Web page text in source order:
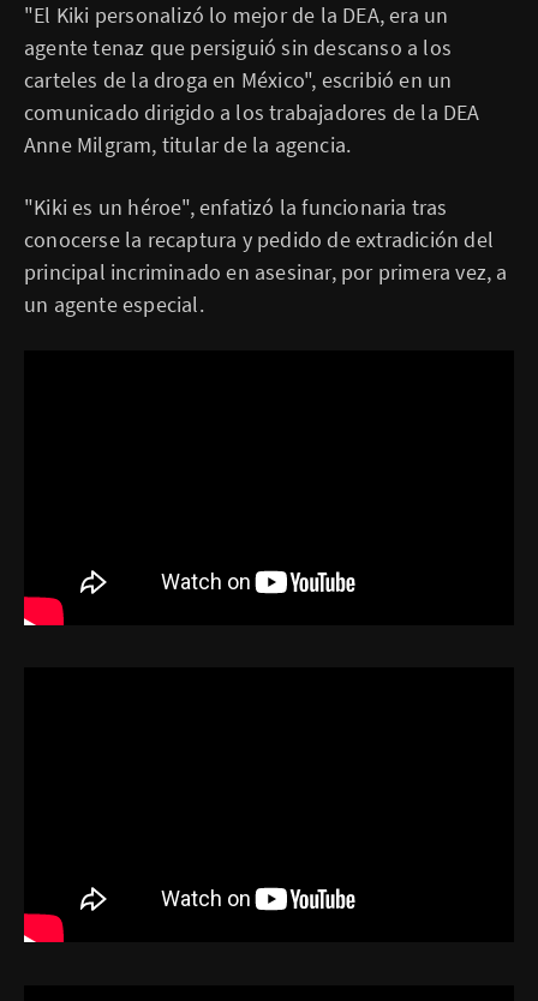
"El Kiki personalizó lo mejor de la DEA, era un
agente tenaz que persiguió sin descanso a los
carteles de la droga en México", escribió en un
comunicado dirigido a los trabajadores de la DEA
Anne Milgram, titular de la agencia.
"Kiki es un héroe", enfatizó la funcionaria tras
conocerse la recaptura y pedido de extradición del
principal incriminado en asesinar, por primera vez, a
un agente especial.